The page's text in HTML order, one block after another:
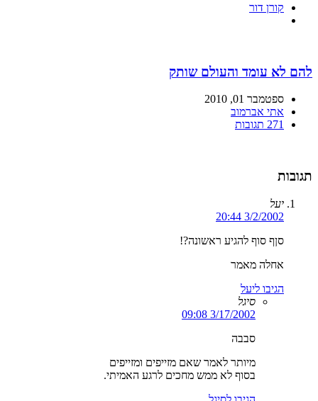
קורן דור
להם לא עומד והעולם שותק
ספטמבר 01, 2010
אתי אברמוב
271 תגובות
תגובות
יעל
3/2/2002 20:44
סןף סוף להגיע ראשונה?!
אחלה מאמר
הגיבו ליעל
סיגל
3/17/2002 09:08
סבבה
מיותר לאמר שאם מזייפים ומזייפים
בסוף לא ממש מחכים לרגע האמיתי.